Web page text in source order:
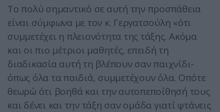
Το πολύ σημαντικό σε αυτή την προσπάθεια
είναι σύμφωνα με τον κ. Γεργατσούλη «ότι
συμμετέχει η πλειονότητα της τάξης. Ακόμα
και οι πιο μέτριοι μαθητές, επειδή τη
διαδικασία αυτή τη βλέπουν σαν παιχνίδι-
όπως όλα τα παιδιά, συμμετέχουν όλα. Οπότε
θεωρώ ότι βοηθά και την αυτοπεποίθησή τους
και δένει και την τάξη σαν ομάδα γιατί φτάνεις